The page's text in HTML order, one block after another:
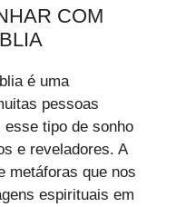
COM
é uma
pessoas
tipo de sonho
e reveladores. A
metáforas que nos
espirituais em